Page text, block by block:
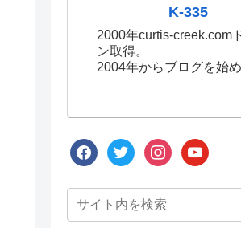
K-335
2000年curtis-creek.com
ン取得。
2004年からブログを始め
facebooktwitter instagramyoutube